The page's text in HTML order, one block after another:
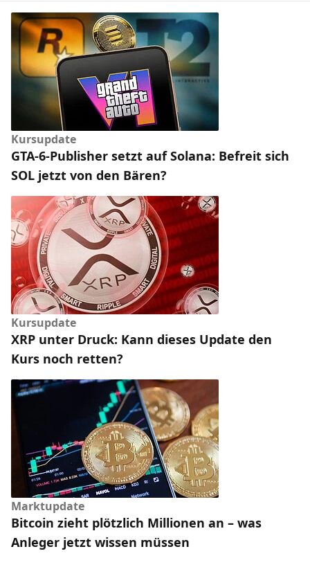
Kursupdate
GTA-6-Publisher setzt auf Solana: Befreit sich
SOL jetzt von den Bären?
Kursupdate
XRP unter Druck: Kann dieses Update den
Kurs noch retten?
Marktupdate
Bitcoin zieht plötzlich Millionen an – was
Anleger jetzt wissen müssen